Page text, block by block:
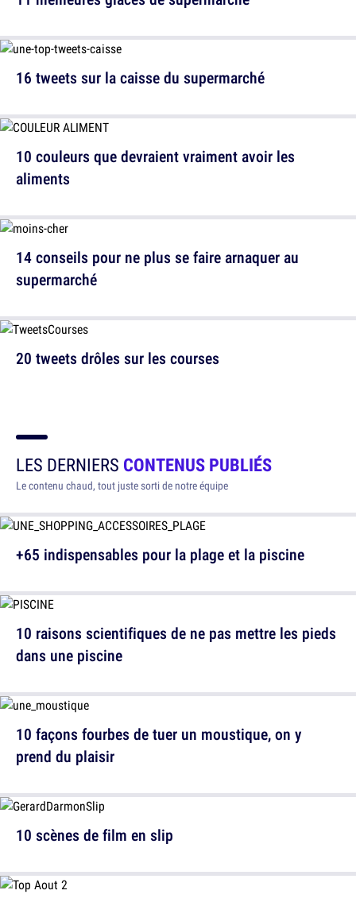
10 couleurs que devraient vraiment avoir les
aliments
20 tweets drôles sur les courses
16 tweets sur la caisse du supermarché
14 conseils pour ne plus se faire arnaquer au
supermarché
LES DERNIERS CONTENUS PUBLIÉS
Le contenu chaud, tout juste sorti de notre équipe
+65 indispensables pour la plage et la piscine
10 façons fourbes de tuer un moustique, on y
prend du plaisir
10 raisons scientifiques de ne pas mettre les pieds
dans une piscine
10 scènes de film en slip